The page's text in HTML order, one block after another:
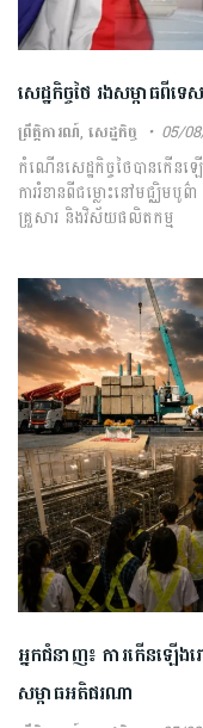
សេដ្ឋកិច្ច​ថៃ​ រង​សម្ពាធ​ពី​ទ
ព្រឹត្តិការណ៍,សេដ្ឋកិច្ច 05/
កំណើន​សេដ្ឋកិច្ច​ថៃ​បាន​កើន
ការ​រំខាន​ពី​ជម្លោះ​នៅ​មជ្ឈិ
គ្រួសារ​ និង​វិស័យ​ផលិតកម្ម​
អ្នកជំនាញ​៖ ​ការ​កើនឡើ
សម្ពាធ​អតិផរណា